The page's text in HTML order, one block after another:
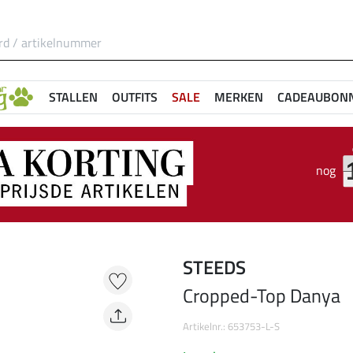
STALLEN OUTFITS SALE MERKEN
nog
STEEDS
Cropped-Top Danya
Artikelnr.: 653753-L-S